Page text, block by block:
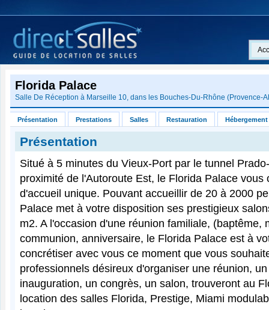
Florida Palace
Salle De Réception à Marseille 10, dans les Bouches-Du-Rhône (Provence-
Présentation Prestations Salles Restauration Hébergement
Présentation
Situé à 5 minutes du Vieux-Port par le tunnel
proximité de l'Autoroute Est, le Florida Palace vous
d'accueil unique. Pouvant accueillir de 20 à 2000
Palace met à votre disposition ses prestigieux
m2. A l'occasion d'une réunion familiale, (baptême,
communion, anniversaire, le Florida Palace est à
concrétiser avec vous ce moment que vous
professionnels désireux d'organiser une réunion,
inauguration, un congrès, un salon, trouveront au
location des salles Florida, Prestige, Miami